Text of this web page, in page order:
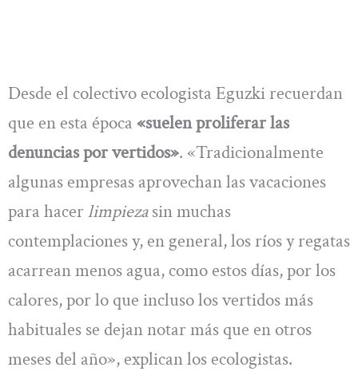
Desde el colectivo ecologista Eguzki recuerdan
que en esta época «suelen proliferar las
denuncias por vertidos». «Tradicionalmente
algunas empresas aprovechan las vacaciones
para hacerlimpiezasin muchas
contemplaciones y, en general, los ríos y regatas
acarrean menos agua, como estos días, por los
calores, por lo que incluso los vertidos más
habituales se dejan notar más que en otros
meses del año», explican los ecologistas.